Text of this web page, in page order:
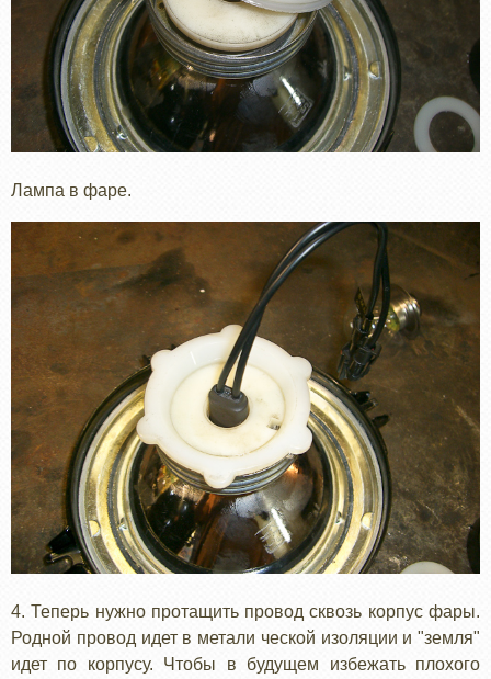
Лампа в фаре.
4. Теперь нужно протащить провод сквозь корпус фары.
Родной провод идет в метали ческой изоляции и "земля"
идет по корпусу. Чтобы в будущем избежать плохого